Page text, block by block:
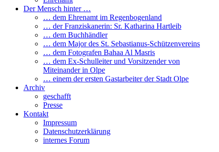
Der Mensch hinter …
… dem Ehrenamt im Regenbogenland
… der Franziskanerin: Sr. Katharina Hartleib
… dem Buchhändler
… dem Major des St. Sebastianus-Schützenvereins
… dem Fotografen Bahaa Al Masris
… dem Ex-Schulleiter und Vorsitzender von
Miteinander in Olpe
… einem der ersten Gastarbeiter der Stadt Olpe
Archiv
geschafft
Presse
Kontakt
Impressum
Datenschutzerklärung
internes Forum